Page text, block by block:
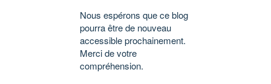
Nous espérons que ce blog
pourra être de nouveau
accessible prochainement.
Merci de votre
compréhension.